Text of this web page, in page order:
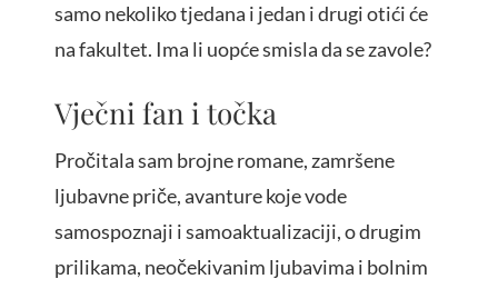
samo nekoliko tjedana i jedan i drugi otići će
na fakultet. Ima li uopće smisla da se zavole?
Vječni fan i točka
Pročitala sam brojne romane, zamršene
ljubavne priče, avanture koje vode
samospoznaji i samoaktualizaciji, o drugim
prilikama, neočekivanim ljubavima i bolnim